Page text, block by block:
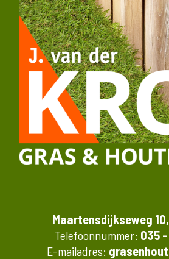
Maartensdijkseweg
Telefoonnummer: 035 -
E-mailadres: